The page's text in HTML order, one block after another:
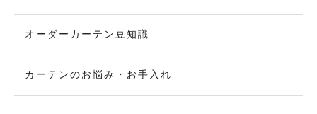
オーダーカーテン豆知識
カーテンのお悩み・お手入れ